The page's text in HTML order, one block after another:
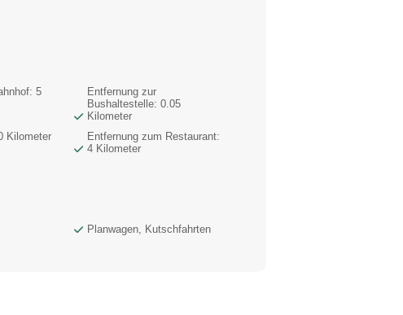
5
Entfernung zur
Bushaltestelle: 0.05
Kilometer
Kilometer
Entfernung zum Restaurant:
4 Kilometer
Planwagen, Kutschfahrten